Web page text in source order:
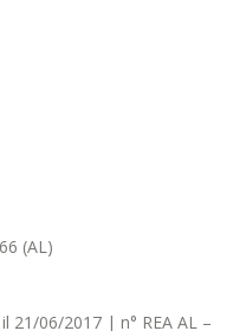
(AL)
21/06/2017 | n° REA AL –